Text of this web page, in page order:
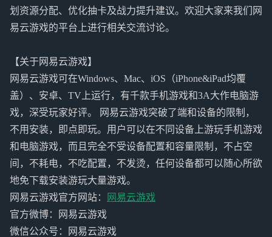
划资源分配、优化抽卡及战力提升建议。欢迎大家来我们网
易云游戏的平台上进行相关交流讨论。
【关于网易云游戏】
网易云游戏可在Windows、Mac、iOS（iPhone&iPad均覆
盖）、安卓、TV上运行，有千款手机游戏和3A大作电脑游
戏，深受玩家好评。 网易云游戏突破了端和设备的限制，
不用安装，即点即玩。用户可以在不同设备上游玩手机游戏
和电脑游戏，而且完全不受设备配置和容量限制，不占空
间，不耗电，不吃配置，不发烫，任何设备都可以随心所欲
地免下载安装游玩大量游戏。
网易云游戏官方网站：
网易云游戏
官方微博：网易云游戏
微信公众号：网易云游戏